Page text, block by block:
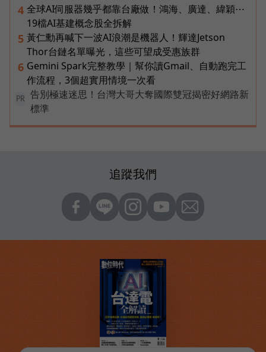
4 全球AI伺服器幾乎都靠台廠做！鴻海、廣達、緯穎⋯
19檔AI基建概念股全拆解
5 黃仁勳再喊下一波AI浪潮是機器人！輝達Jetson
Thor台鏈名單曝光，這些可望成受惠族群
6 Gemini Spark完整教學｜幫你讀Gmail、自動跑完工
作流程，3個超實用情境一次看
PR
告別極速迷思！台灣大哥大奪國際雙冠揭密好網路新
標準
追蹤我們